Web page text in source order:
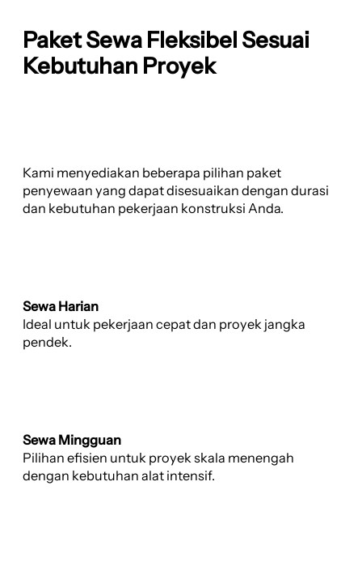
Paket Sewa Fleksibel Sesuai
Kebutuhan Proyek
Kami menyediakan beberapa pilihan paket
penyewaan yang dapat disesuaikan dengan durasi
dan kebutuhan pekerjaan konstruksi Anda.
Sewa Harian
Ideal untuk pekerjaan cepat dan proyek jangka
pendek.
Sewa Mingguan
Pilihan efisien untuk proyek skala menengah
dengan kebutuhan alat intensif.